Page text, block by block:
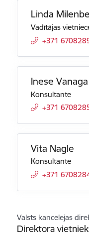
Linda
Vadītājas
+371
Inese Vanaga
Konsultante
+371
Vita Nagle
Konsultante
+371
Valsts kancelejas
Direktora